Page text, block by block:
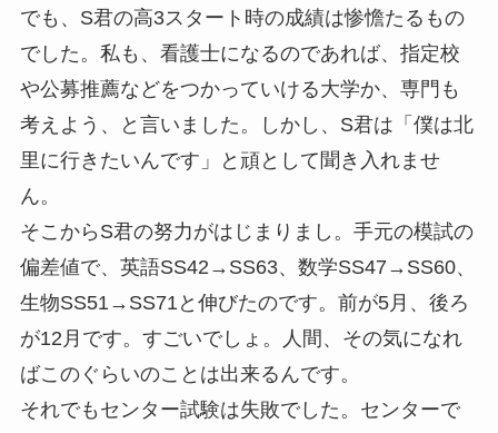
でも、S君の高3スタート時の成績は惨憺たるもの
でした。私も、看護士になるのであれば、指定校
や公募推薦などをつかっていける大学か、専門も
考えよう、と言いました。しかし、S君は「僕は北
里に行きたいんです」と頑として聞き入れませ
ん。
そこからS君の努力がはじまりまし。手元の模試の
偏差値で、英語SS42→SS63、数学SS47→SS60、
生物SS51→SS71と伸びたのです。前が5月、後ろ
が12月です。すごいでしょ。人間、その気になれ
ばこのぐらいのことは出来るんです。
それでもセンター試験は失敗でした。センターで